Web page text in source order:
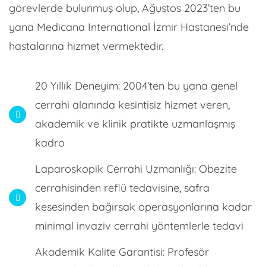
görevlerde bulunmuş olup, Ağustos 2023’ten bu
yana Medicana International İzmir Hastanesi’nde
hastalarına hizmet vermektedir.
20 Yıllık Deneyim: 2004’ten bu yana genel
cerrahi alanında kesintisiz hizmet veren,
akademik ve klinik pratikte uzmanlaşmış
kadro
Laparoskopik Cerrahi Uzmanlığı: Obezite
cerrahisinden reflü tedavisine, safra
kesesinden bağırsak operasyonlarına kadar
minimal invaziv cerrahi yöntemlerle tedavi
Akademik Kalite Garantisi: Profesör